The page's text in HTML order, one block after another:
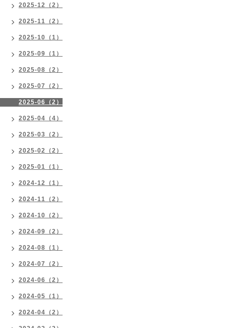
2025-12（2）
2025-11（2）
2025-10（1）
2025-09（1）
2025-08（2）
2025-07（2）
2025-06（2）
2025-04（4）
2025-03（2）
2025-02（2）
2025-01（1）
2024-12（1）
2024-11（2）
2024-10（2）
2024-09（2）
2024-08（1）
2024-07（2）
2024-06（2）
2024-05（1）
2024-04（2）